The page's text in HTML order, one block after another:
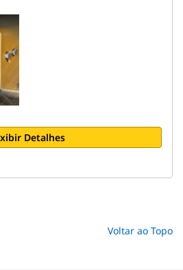
Detalhes
Voltar ao Topo